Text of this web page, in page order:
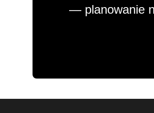
— planowanie